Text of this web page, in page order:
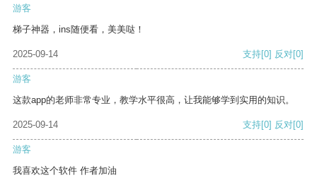
游客
梯子神器，ins随便看，美美哒！
2025-09-14 支持[0] 反对[0]
游客
这款app的老师非常专业，教学水平很高，让我能够学到实用的知识。
2025-09-14 支持[0] 反对[0]
游客
我喜欢这个软件 作者加油